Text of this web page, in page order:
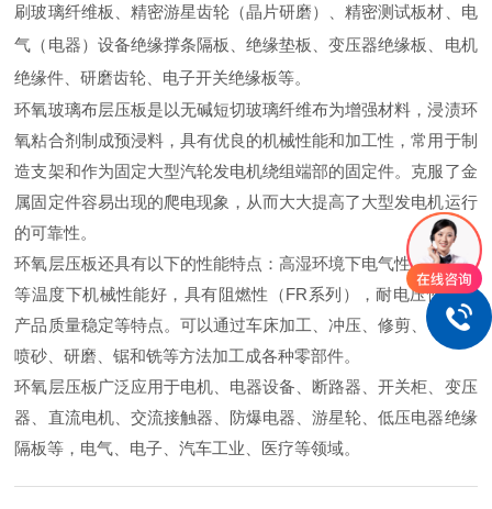
刷玻璃纤维板、精密游星齿轮（晶片研磨）、精密测试板材、电
气（电器）设备绝缘撑条隔板、绝缘垫板、变压器绝缘板、电机
绝缘件、研磨齿轮、电子开关绝缘板等。
环氧玻璃布层压板是以无碱短切玻璃纤维布为增强材料，浸渍环
氧粘合剂制成预浸料，具有优良的机械性能和加工性，常用于制
造支架和作为固定大型汽轮发电机绕组端部的固定件。克服了金
属固定件容易出现的爬电现象，从而大大提高了大型发电机运行
的可靠性。
环氧层压板还具有以下的性能特点：高湿环境下电气性能好，中
等温度下机械性能好，具有阻燃性（FR系列），耐电压性能、
产品质量稳定等特点。可以通过车床加工、冲压、修剪、钻孔、
喷砂、研磨、锯和铣等方法加工成各种零部件。
环氧层压板广泛应用于电机、电器设备、断路器、开关柜、变压
器、直流电机、交流接触器、防爆电器、游星轮、低压电器绝缘
隔板等，电气、电子、汽车工业、医疗等领域。